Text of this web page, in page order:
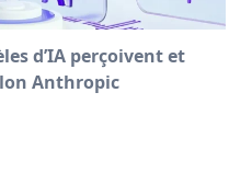
d’IA perçoivent et
Anthropic